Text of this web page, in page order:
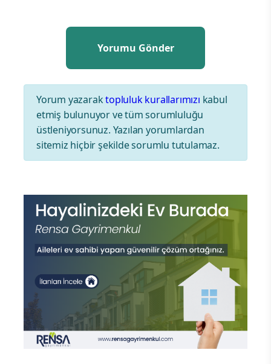
Yorum yazaraktopluluk kurallarımızı kabul
etmiş bulunuyor ve tüm sorumluluğu
üstleniyorsunuz. Yazılan yorumlardan
sitemiz hiçbir şekilde sorumlu tutulamaz.